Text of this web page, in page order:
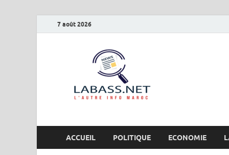
7 août 2026
ACCUEIL POLITIQUE ECONOMIE